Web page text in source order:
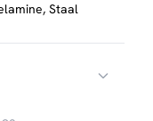
Staal